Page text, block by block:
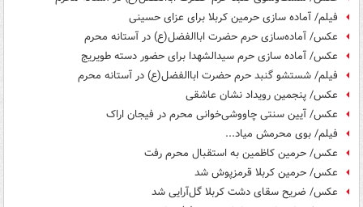
فیلم/ آماده سازی حرمین کربلا برای عزای حسینی
عکس/ آماده‌سازی حرم حضرت اباالفضل(ع) در آستانه محرم
عکس/ آماده سازی حرم سیدالشهدا برای حضور دسته طویریج
فیلم/ شستشو گنبد حرم حضرت اباالفضل(ع) در آستانه محرم
عکس/ پنجمین رویداد نشان عاشقی
عکس/ آیین سنتی چاووشی‌خوانی محرم در فیجان اراک
فیلم/ بوی محرمش میاد...
عکس/ حرمین کاظمین به استقبال محرم رفت
عکس/ حرمین کربلا قرمزپوش شد
عکس/ ضریح سقای دشت کربلا گل‌آرایی شد